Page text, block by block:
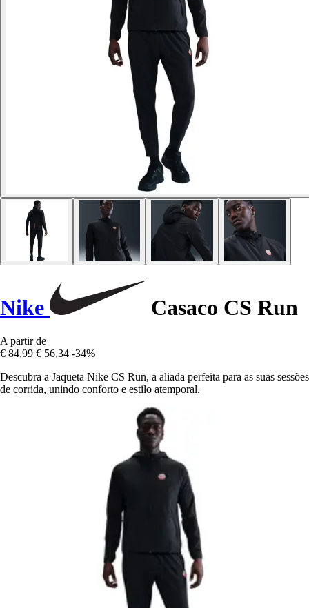
Nike Casaco CS Run
A partir de
€ 84,99 € 56,34 -34%
Descubra a Jaqueta Nike CS Run, a aliada perfeita para as suas sessões
de corrida, unindo conforto e estilo atemporal.